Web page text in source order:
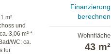
m²
und
3,06 m² *
WC: ca.
für
Finanzierung
berechnen
Wohnfläche
43 m²